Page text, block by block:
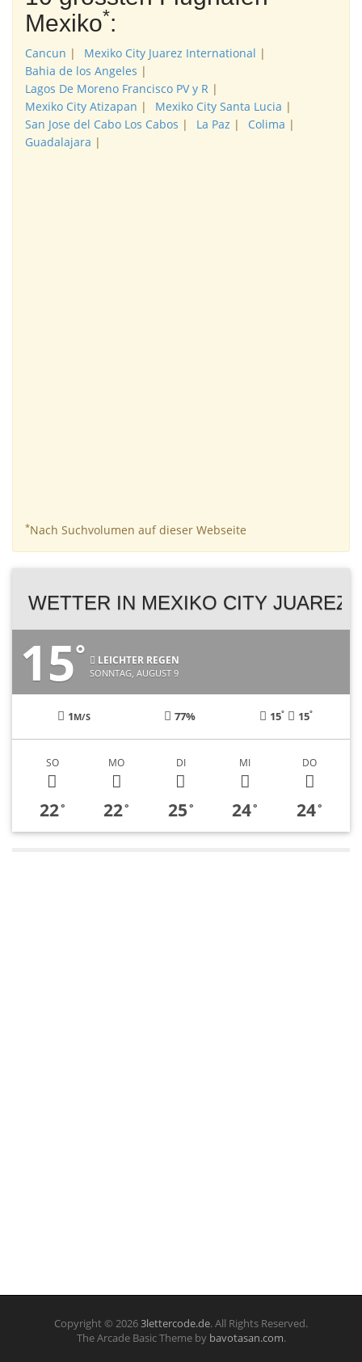
Mexiko*:
Cancun | Mexiko City Juarez International |
Bahia de los Angeles |
Lagos De Moreno Francisco PV y R |
Mexiko City Atizapan | Mexiko City Santa Lucia |
San Jose del Cabo Los Cabos | La Paz | Colima |
Guadalajara |
*Nach Suchvolumen auf dieser Webseite
WETTER IN MEXIKO CITY JUAREZ
15° LEICHTER REGEN
SONNTAG, AUGUST 9
1M/S 77% 15° 15°
SO
22°
MO
22°
DI
25°
MI
24°
DO
24°
Copyright © 20263lettercode.de. All Rights Reserved.
The Arcade Basic Theme by bavotasan.com.